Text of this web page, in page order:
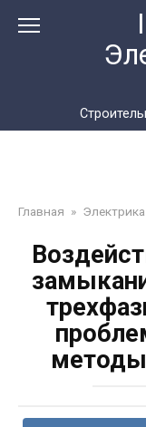
Главная » Электрика